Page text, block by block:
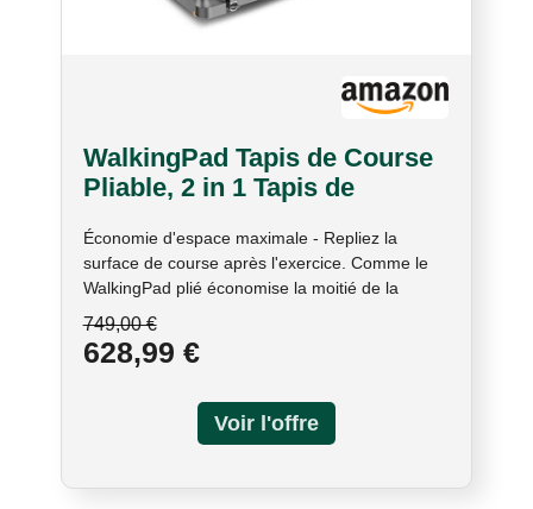
WalkingPad Tapis de Course
Pliable, 2 in 1 Tapis de
Course pour Maison et
Bureau, Silencieux Tapis
Roulant avec Télécommande
APP Écran LED
Économie d'espace maximale - Repliez la
surface de course après l'exercice. Comme le
WalkingPad plié économise la moitié de la
longueur, il peut facilement être rangé
verticalement ou horizontalement dans
n'importe quel coin de la pièce. Son design
décor de votre maison. Votre solution de cardio
quotidienne - Moteur silencieux et durable de
749,00 €
628,99 €